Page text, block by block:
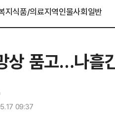
지식품/의료지역인물사회일반
상 품고…나흘
09:37